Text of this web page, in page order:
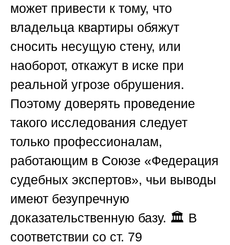
может привести к тому, что
владельца квартиры обяжут
сносить несущую стену, или
наоборот, откажут в иске при
реальной угрозе обрушения.
Поэтому доверять проведение
такого исследования следует
только профессионалам,
работающим в Союзе «Федерация
судебных экспертов», чьи выводы
имеют безупречную
доказательственную базу. 🏛️ В
соответствии со ст. 79